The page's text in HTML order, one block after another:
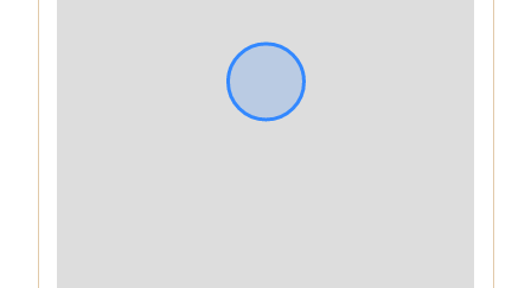
privilégié permettant de rejoindre
facilement les commerces, les
établissements scolaires et les